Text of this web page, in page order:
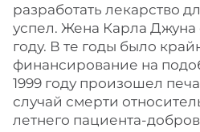
разработать лекарство
успел. Жена Карла Джуна
году. В те годы было
финансирование на
1999 году произошел
случай смерти
летнего пациента-